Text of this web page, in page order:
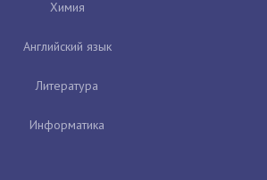
Химия
Английский язык
Литература
Информатика